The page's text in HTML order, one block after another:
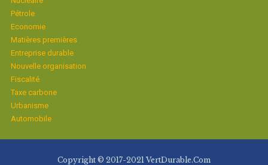
Pétrole
Economie
Matières premières
Entreprise durable
Nouvelle organisation
Fiscalité
Taxe carbone
Urbanisme
Automobile
Copyright © 2017-2021 VertDurable.Com